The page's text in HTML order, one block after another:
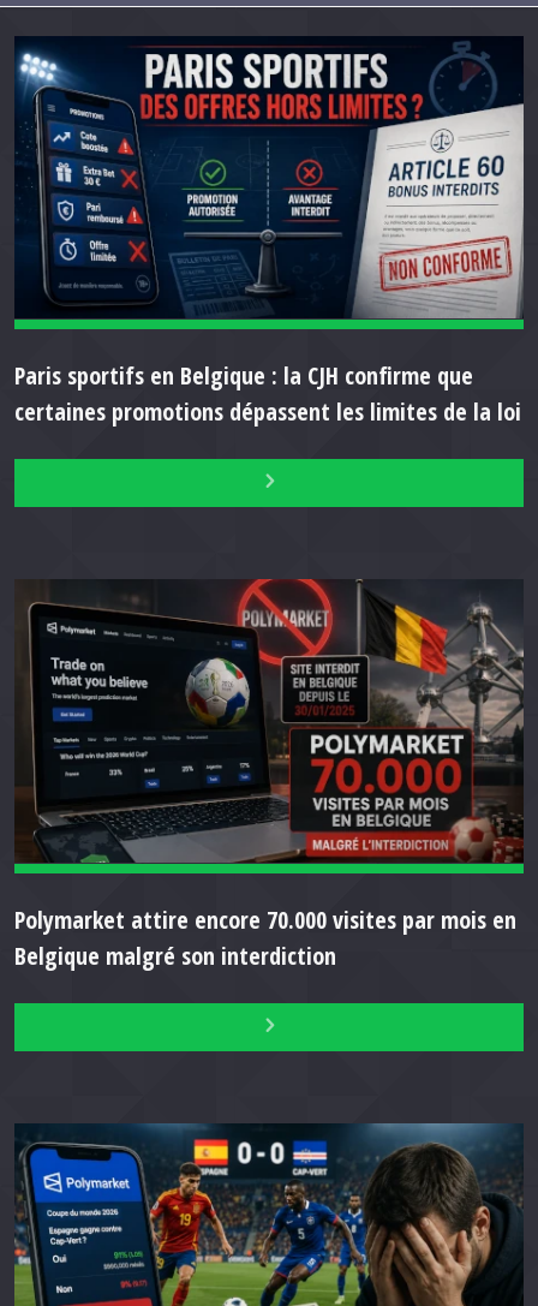
Paris sportifs en Belgique : la CJH confirme que
certaines promotions dépassent les limites de la loi
Polymarket attire encore 70.000 visites par mois en
Belgique malgré son interdiction